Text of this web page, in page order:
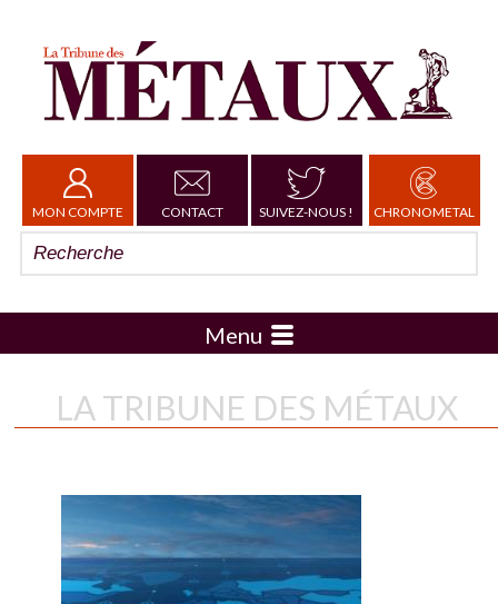
MON COMPTE CONTACT SUIVEZ-NOUS ! CHRONOMETAL
Menu
LA TRIBUNE DES MÉTAUX